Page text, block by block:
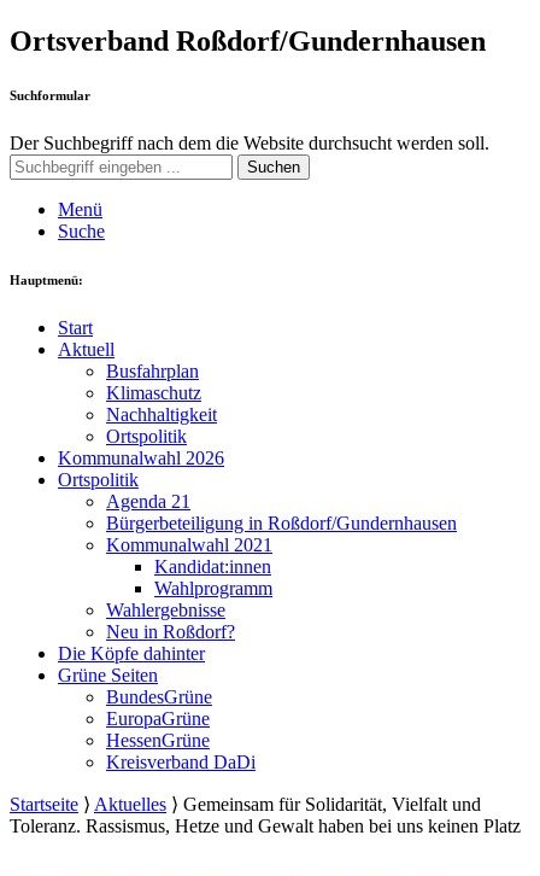
Ortsverband Roßdorf/Gundernhausen
Suchformular
Der Suchbegriff nach dem die Website durchsucht werden soll.
Suchen
Menü
Suche
Hauptmenü:
Start
Aktuell
Busfahrplan
Klimaschutz
Nachhaltigkeit
Ortspolitik
Kommunalwahl 2026
Ortspolitik
Agenda 21
Bürgerbeteiligung in Roßdorf/Gundernhausen
Kommunalwahl 2021
Kandidat:innen
Wahlprogramm
Wahlergebnisse
Neu in Roßdorf?
Die Köpfe dahinter
Grüne Seiten
BundesGrüne
EuropaGrüne
HessenGrüne
Kreisverband DaDi
Startseite ⟩ Aktuelles ⟩ Gemeinsam für Solidarität, Vielfalt und
Toleranz. Rassismus, Hetze und Gewalt haben bei uns keinen Platz